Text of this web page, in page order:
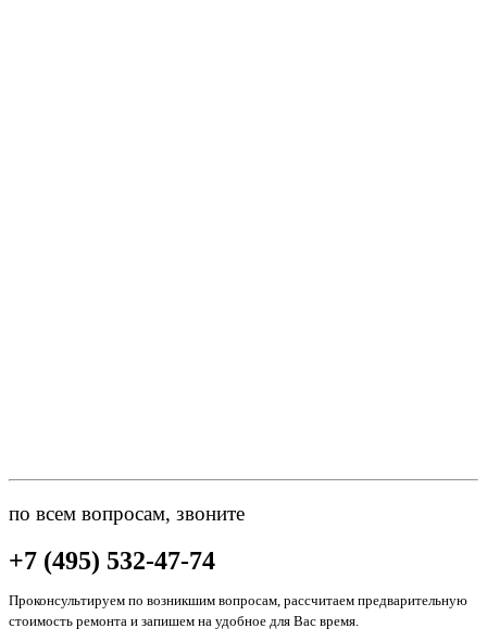
по всем вопросам, звоните
+7 (495) 532-47-74
Проконсультируем по возникшим вопросам, рассчитаем предварительную
стоимость ремонта и запишем на удобное для Вас время.